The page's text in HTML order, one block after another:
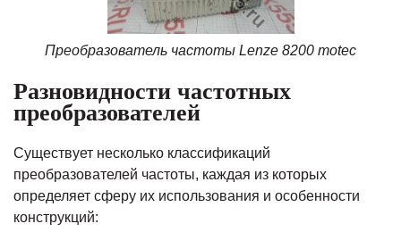
Преобразователь частоты Lenze 8200 motec
Разновидности частотных
преобразователей
Существует несколько классификаций
преобразователей частоты, каждая из которых
определяет сферу их использования и особенности
конструкций: